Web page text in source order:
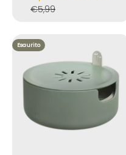
Prezzo
€5,99
Esaurito